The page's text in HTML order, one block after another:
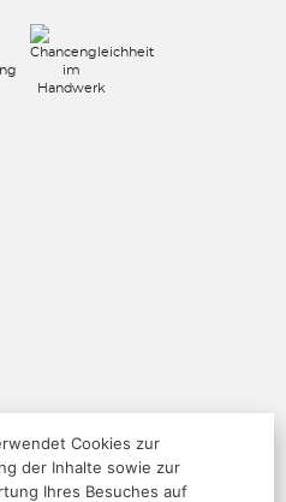
Cookies zur
der Inhalte sowie zur
Ihres Besuches auf